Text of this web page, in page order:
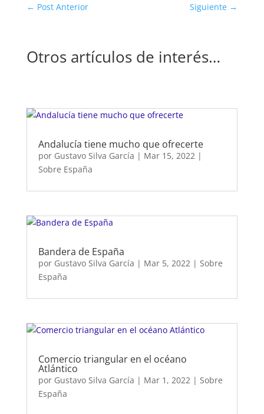
← Post Anterior Siguiente →
Otros artículos de interés…
Andalucía tiene mucho que ofrecerte
por Gustavo Silva García | Mar 15, 2022|
Sobre España
Bandera de España
por Gustavo Silva García | Mar 5, 2022| Sobre
España
Comercio triangular en el océano
Atlántico
por Gustavo Silva García | Mar 1, 2022| Sobre
España